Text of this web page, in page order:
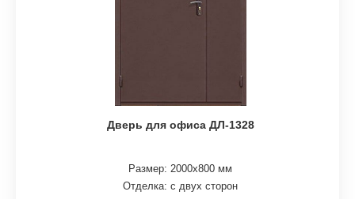
Дверь для офиса ДЛ-1328
Размер: 2000х800 мм
Отделка: с двух сторон